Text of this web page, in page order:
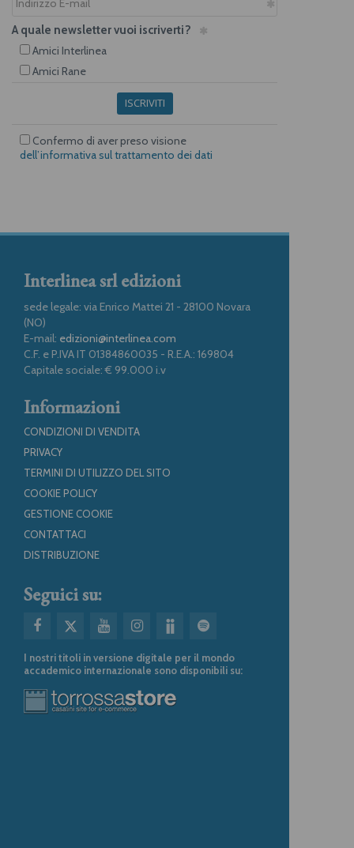
A quale newsletter vuoi iscriverti?
Amici Interlinea
Amici Rane
ISCRIVITI
Confermo di aver preso visione
dell’informativa sul trattamento dei dati
Interlinea srl edizioni
sede legale: via Enrico Mattei 21 - 28100 Novara
(NO)
E-mail: edizioni@interlinea.com
C.F. e P.IVA IT 01384860035 - R.E.A.: 169804
Capitale sociale: € 99.000 i.v
Informazioni
CONDIZIONI DI VENDITA
PRIVACY
TERMINI DI UTILIZZO DEL SITO
COOKIE POLICY
GESTIONE COOKIE
CONTATTACI
DISTRIBUZIONE
Seguici su:
I nostri titoli in versione digitale per il mondo
accademico internazionale sono disponibili su: